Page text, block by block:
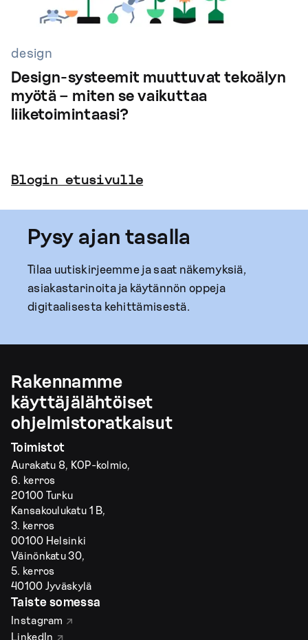
design
Design-systeemit muuttuvat tekoälyn
myötä – miten se vaikuttaa
liiketoimintaasi?
Blogin etusivulle
Pysy ajan tasalla
Tilaa uutiskirjeemme ja saat näkemyksiä,
asiakastarinoita ja käytännön oppeja
digitaalisesta kehittämisestä.
Toimistot
Aurakatu 8, KOP-kolmio,
6. kerros
20100 Turku
Kansakoulukatu 1 B,
3. kerros
00100 Helsinki
Väinönkatu 30,
5. kerros
40100 Jyväskylä
Taiste somessa
Instagram
LinkedIn
Rakennamme
käyttäjälähtöiset
ohjelmistoratkaisut